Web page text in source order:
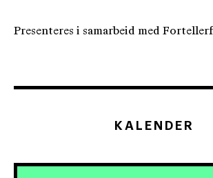
Presenteres i samarbeid med
KALENDER